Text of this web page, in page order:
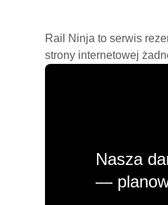
Rail Ninja to serwis
strony internetowej
Nasza
—